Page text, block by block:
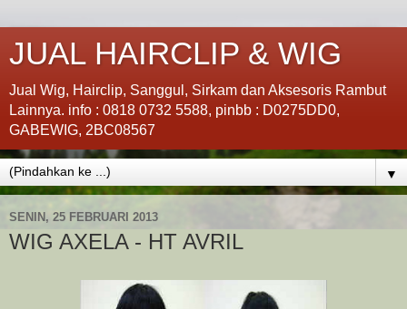
JUAL HAIRCLIP & WIG
Jual Wig, Hairclip, Sanggul, Sirkam dan Aksesoris Rambut
Lainnya. info : 0818 0732 5588, pinbb : D0275DD0,
GABEWIG, 2BC08567
▼
SENIN, 25 FEBRUARI 2013
WIG AXELA - HT AVRIL